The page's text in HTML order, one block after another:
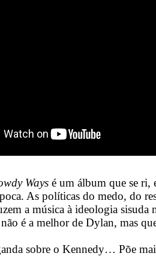
Ways é um álbum que se ri,
As políticas do medo, do
a música à ideologia sisuda
é a melhor de Dylan, mas
sobre o Kennedy… Põe